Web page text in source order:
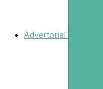
Advertorial